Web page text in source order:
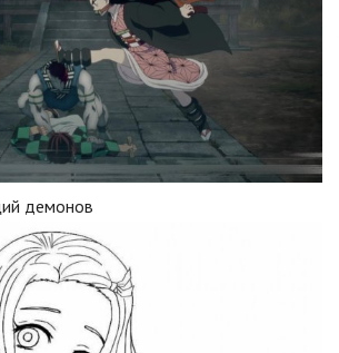
демонов